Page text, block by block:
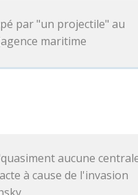
par "un projectile" au
maritime
aucune
à cause de l'invasion